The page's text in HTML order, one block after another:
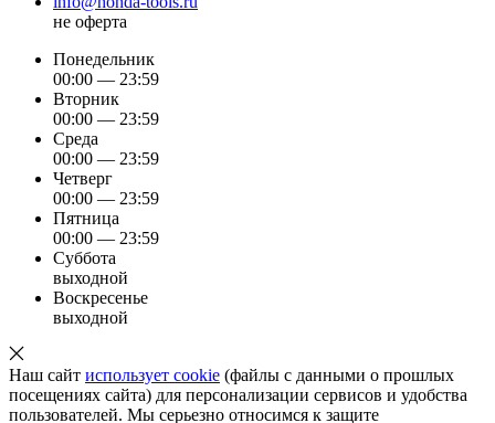
не оферта
Понедельник
00:00 — 23:59
Вторник
00:00 — 23:59
Среда
00:00 — 23:59
Четверг
00:00 — 23:59
Пятница
00:00 — 23:59
Суббота
выходной
Воскресенье
выходной
Наш сайт использует cookie (файлы с данными о прошлых
посещениях сайта) для персонализации сервисов и удобства
пользователей. Мы серьезно относимся к защите